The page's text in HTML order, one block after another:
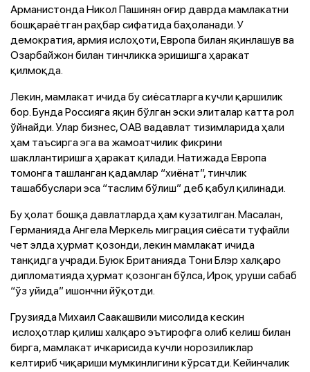
Арманистонда Никол Пашинян оғир даврда мамлакатни
бошқараётган раҳбар сифатида баҳоланади. У
демократия, армия ислоҳоти, Европа билан яқинлашув ва
Озарбайжон билан тинчликка эришишга ҳаракат
қилмоқда.
Лекин, мамлакат ичида бу сиёсатларга кучли қаршилик
бор. Бунда Россияга яқин бўлган эски элиталар катта рол
ўйнайди. Улар бизнес, ОАВ вадавлат тизимларида ҳали
ҳам таъсирга эга ва жамоатчилик фикрини
шакллантиришга ҳаракат қилади. Натижада Европа
томонга ташланган қадамлар “хиёнат”, тинчлик
ташаббуслари эса “таслим бўлиш” деб қабул қилинади.
Бу ҳолат бошқа давлатларда ҳам кузатилган. Масалан,
Германияда Ангела Меркель миграция сиёсати туфайли
чет элда ҳурмат қозонди, лекин мамлакат ичида
танқидга учради. Буюк Британияда Тони Блэр халқаро
дипломатияда ҳурмат қозонган бўлса, Ироқ уруши сабаб
“ўз уйида” ишончни йўқотди.
Грузияда Михаил Саакашвили мисолида кескин
ислоҳотлар қилиш халқаро эътирофга олиб келиш билан
бирга, мамлакат ичкарисида кучли норозиликлар
келтириб чиқариши мумкинлигини кўрсатди. Кейинчалик